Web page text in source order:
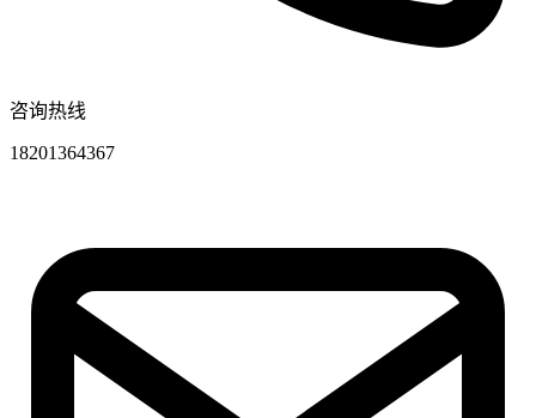
咨询热线
18201364367